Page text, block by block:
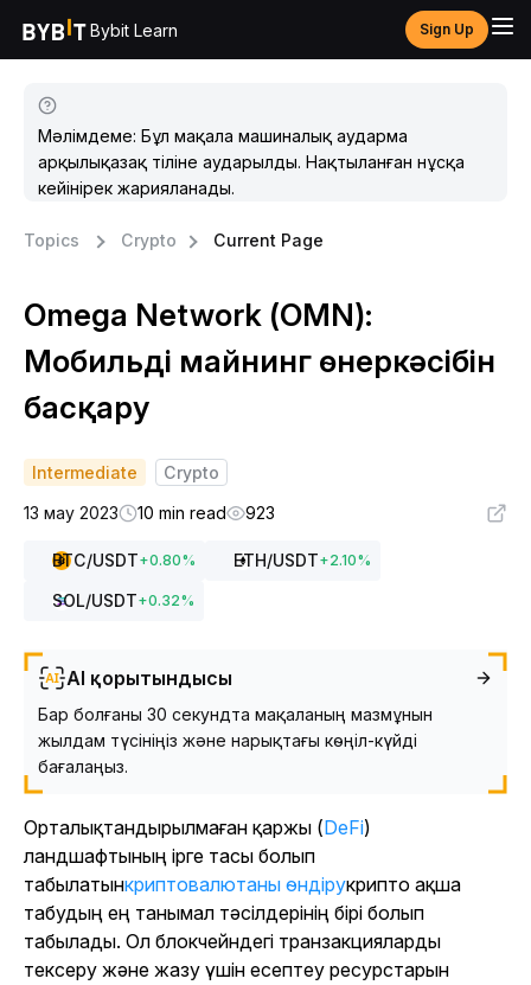
Bybit Learn Sign Up
Мәлімдеме: Бұл мақала машиналық аударма
арқылықазақ тіліне аударылды. Нақтыланған нұсқа
кейінірек жарияланады.
Topics Crypto Current Page
Omega Network (OMN):
Мобильді майнинг өнеркәсібін
басқару
Intermediate
Crypto
13 мау 2023
10 min read 923
BTC/USDT+0.80% ETH/USDT+2.10%
SOL/USDT+0.32%
AI қорытындысы
Бар болғаны 30 секундта мақаланың мазмұнын
жылдам түсініңіз және нарықтағы көңіл-күйді
бағалаңыз.
Орталықтандырылмаған қаржы (DeFi)
ландшафтының ірге тасы болып
табылатынкриптовалютаны өндірукрипто ақша
табудың ең танымал тәсілдерінің бірі болып
табылады. Ол блокчейндегі транзакцияларды
тексеру және жазу үшін есептеу ресурстарын